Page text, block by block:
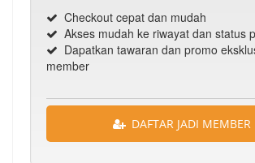
Checkout cepat dan mudah
Akses mudah ke riwayat dan status
Dapatkan tawaran dan promo
member
DAFTAR JADI MEMBER